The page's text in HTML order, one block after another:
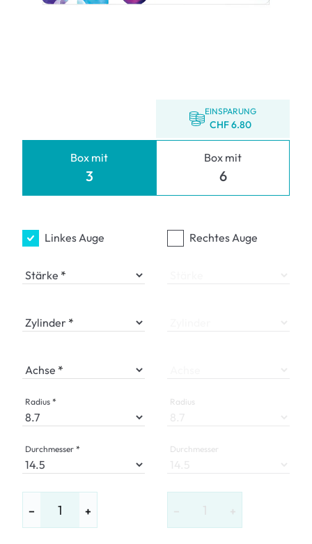
Box mit
3
EINSPARUNG
CHF 6.80
Box mit
6
Linkes Auge
Stärke
Zylinder
Achse
Radius
Durchmesser
− +
Rechtes Auge
Radius
Durchmesser
− +